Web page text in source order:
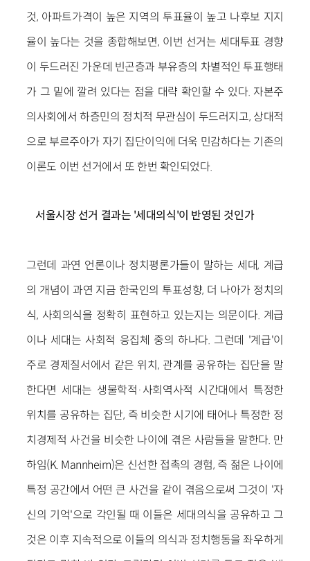
것, 아파트가격이 높은 지역의 투표율이 높고 나후보 지지
율이 높다는 것을 종합해보면, 이번 선거는 세대투표 경향
이 두드러진 가운데 빈곤층과 부유층의 차별적인 투표행태
가 그 밑에 깔려 있다는 점을 대략 확인할 수 있다. 자본주
의사회에서 하층민의 정치적 무관심이 두드러지고, 상대적
으로 부르주아가 자기 집단이익에 더욱 민감하다는 기존의
이론도 이번 선거에서 또 한번 확인되었다.
서울시장 선거 결과는 '세대의식'이 반영된 것인가
그런데 과연 언론이나 정치평론가들이 말하는 세대, 계급
의 개념이 과연 지금 한국인의 투표성향, 더 나아가 정치의
식, 사회의식을 정확히 표현하고 있는지는 의문이다. 계급
이나 세대는 사회적 응집체 중의 하나다. 그런데 '계급'이
주로 경제질서에서 같은 위치, 관계를 공유하는 집단을 말
한다면 세대는 생물학적·사회역사적 시간대에서 특정한
위치를 공유하는 집단, 즉 비슷한 시기에 태어나 특정한 정
치경제적 사건을 비슷한 나이에 겪은 사람들을 말한다. 만
하임(K. Mannheim)은 신선한 접촉의 경험, 즉 젊은 나이에
특정 공간에서 어떤 큰 사건을 같이 겪음으로써 그것이 '자
신의 기억'으로 각인될 때 이들은 세대의식을 공유하고 그
것은 이후 지속적으로 이들의 의식과 정치행동을 좌우하게